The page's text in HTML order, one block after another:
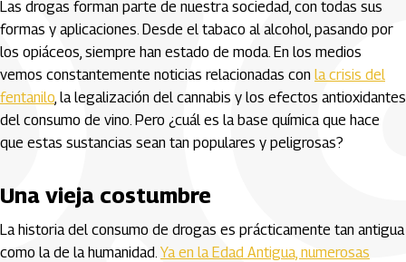
Las drogas forman parte de nuestra sociedad, con todas sus
formas y aplicaciones. Desde el tabaco al alcohol, pasando por
los opiáceos, siempre han estado de moda. En los medios
vemos constantemente noticias relacionadas con la crisis del
fentanilo, la legalización del cannabis y los efectos antioxidantes
del consumo de vino. Pero ¿cuál es la base química que hace
que estas sustancias sean tan populares y peligrosas?
Una vieja costumbre
La historia del consumo de drogas es prácticamente tan antigua
como la de la humanidad. Ya en la Edad Antigua, numerosas